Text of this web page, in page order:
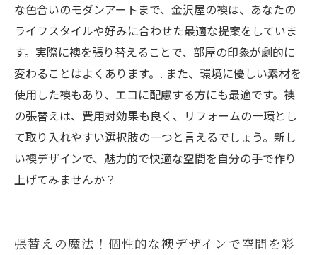
な色合いのモダンアートまで、金沢屋の襖は、あなたの
ライフスタイルや好みに合わせた最適な提案をしていま
す。実際に襖を張り替えることで、部屋の印象が劇的に
変わることはよくあります。. また、環境に優しい素材を
使用した襖もあり、エコに配慮する方にも最適です。襖
の張替えは、費用対効果も良く、リフォームの一環とし
て取り入れやすい選択肢の一つと言えるでしょう。新し
い襖デザインで、魅力的で快適な空間を自分の手で作り
上げてみませんか？
張替えの魔法！個性的な襖デザインで空間を彩